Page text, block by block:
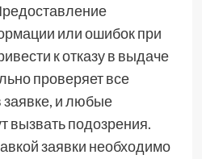
или ошибок при
к отказу в выдаче
проверяет все
и любые
вызвать подозрения.
заявки необходимо